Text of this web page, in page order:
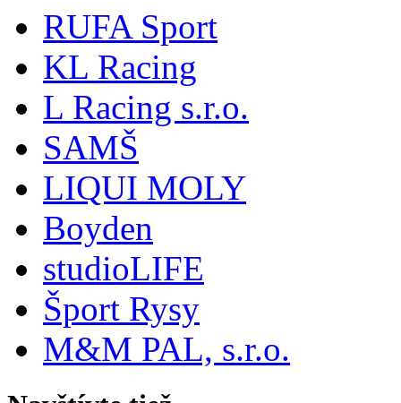
RUFA Sport
KL Racing
L Racing s.r.o.
SAMŠ
LIQUI MOLY
Boyden
studioLIFE
Šport Rysy
M&M PAL, s.r.o.